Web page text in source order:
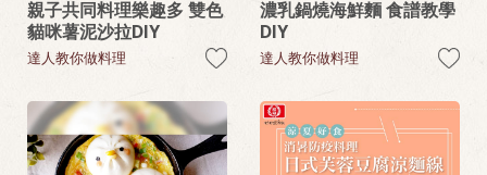
親子共同料理樂趣多 雙色
貓咪薯泥沙拉DIY
達人教你做料理
濃乳鍋燒海鮮麵 食譜教學
DIY
達人教你做料理